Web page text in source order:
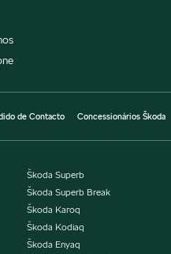
de Contacto Concessionários Škoda
Škoda Superb
Škoda Superb Break
Škoda Karoq
Škoda Kodiaq
Škoda Enyaq